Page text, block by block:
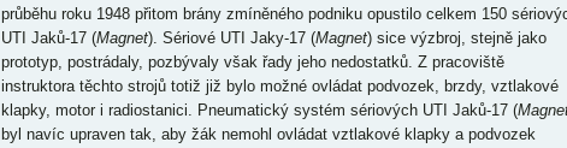
průběhu roku 1948 přitom brány zmíněného podniku opustilo celkem 150
UTI Jaků-17 (Magnet). Sériové UTI Jaky-17 (Magnet) sice výzbroj, stejně jako
prototyp, postrádaly, pozbývaly však řady jeho nedostatků. Z pracoviště
instruktora těchto strojů totiž již bylo možné ovládat podvozek, brzdy, vztlakové
klapky, motor i radiostanici. Pneumatický systém sériových UTI Jaků-17 (
byl navíc upraven tak, aby žák nemohl ovládat vztlakové klapky a podvozek